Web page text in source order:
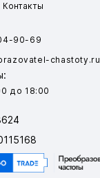
Контакты
90-69
chastoty.ru
до 18:00